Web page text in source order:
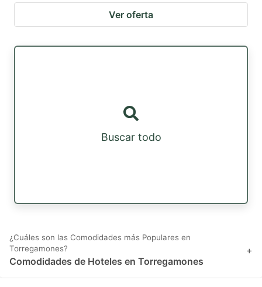
Ver oferta
Buscar todo
¿Cuáles son las Comodidades más Populares en
Torregamones?
Comodidades de Hoteles en Torregamones
+